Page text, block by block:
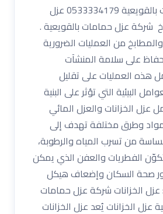
شركة عزل حمامات بالقويعية 0533334179 عزل
شركة عزل حمامات بالقويعية .
والمطابخ من العمليات الضرورية
على سلامة المنشآت
هذه العمليات على تقليل
البيئية التي تؤثر على البنية
عزل الخزانات والعزل المائي
وطرق مختلفة تهدف إلى
من تسرب المياه والرطوبة،
الفطريات والعفن الذي يمكن
صحة السكان وإضعاف هيكل
عزل الخزانات شركة عزل حمامات
. 1. أهمية عزل الخزانات يُعد عزل الخزانات